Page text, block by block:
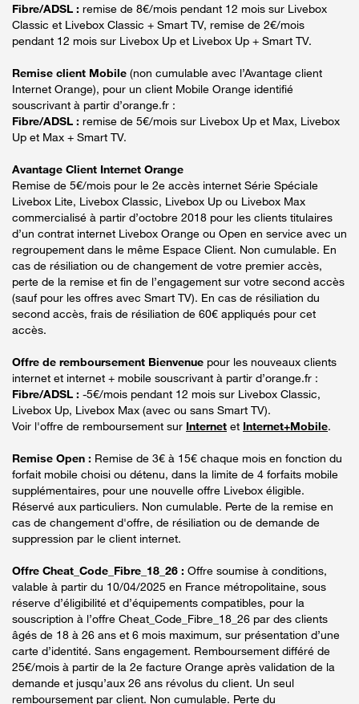
Fibre/ADSL : remise de 8€/mois pendant 12 mois sur Livebox
Classic et Livebox Classic + Smart TV, remise de 2€/mois
pendant 12 mois sur Livebox Up et Livebox Up + Smart TV.
Remise client Mobile (non cumulable avec l’Avantage client
Internet Orange), pour un client Mobile Orange identifié
souscrivant à partir d’orange.fr :
Fibre/ADSL : remise de 5€/mois sur Livebox Up et Max, Livebox
Up et Max + Smart TV.
Avantage Client Internet Orange
Remise de 5€/mois pour le 2e accès internet Série Spéciale
Livebox Lite, Livebox Classic, Livebox Up ou Livebox Max
commercialisé à partir d’octobre 2018 pour les clients titulaires
d’un contrat internet Livebox Orange ou Open en service avec un
regroupement dans le même Espace Client. Non cumulable. En
cas de résiliation ou de changement de votre premier accès,
perte de la remise et fin de l’engagement sur votre second accès
(sauf pour les offres avec Smart TV). En cas de résiliation du
second accès, frais de résiliation de 60€ appliqués pour cet
accès.
Offre de remboursement Bienvenue pour les nouveaux clients
internet et internet + mobile souscrivant à partir d’orange.fr :
Fibre/ADSL : -5€/mois pendant 12 mois sur Livebox Classic,
Livebox Up, Livebox Max (avec ou sans Smart TV).
Voir l'offre de remboursement sur Internet et Internet+Mobile.
Remise Open : Remise de 3€ à 15€ chaque mois en fonction du
forfait mobile choisi ou détenu, dans la limite de 4 forfaits mobile
supplémentaires, pour une nouvelle offre Livebox éligible.
Réservé aux particuliers. Non cumulable. Perte de la remise en
cas de changement d'offre, de résiliation ou de demande de
suppression par le client internet.
Offre Cheat_Code_Fibre_18_26 : Offre soumise à conditions,
valable à partir du 10/04/2025 en France métropolitaine, sous
réserve d’éligibilité et d’équipements compatibles, pour la
souscription à l’offre Cheat_Code_Fibre_18_26 par des clients
âgés de 18 à 26 ans et 6 mois maximum, sur présentation d’une
carte d’identité. Sans engagement. Remboursement différé de
25€/mois à partir de la 2e facture Orange après validation de la
demande et jusqu’aux 26 ans révolus du client. Un seul
remboursement par client. Non cumulable. Perte du